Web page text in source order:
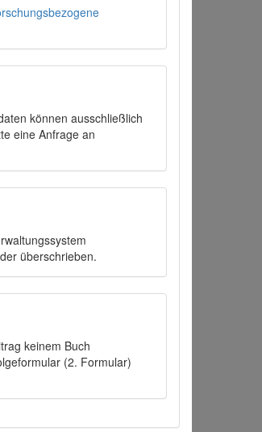
können ausschließlich
eine Anfrage an
überschrieben.
keinem Buch
(2. Formular)